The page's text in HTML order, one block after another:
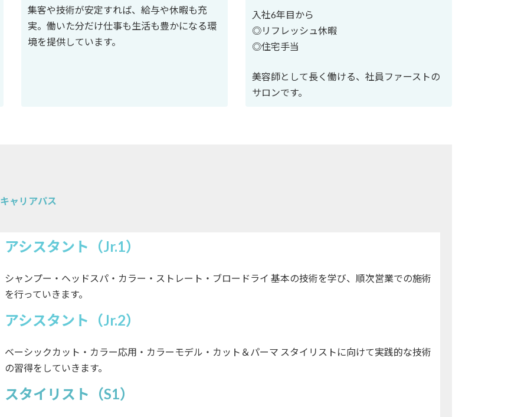
集客や技術が安定すれば、給与や休暇も充
実。働いた分だけ仕事も生活も豊かになる環
境を提供しています。
入社6年目から
◎リフレッシュ休暇
◎住宅手当
美容師として長く働ける、社員ファーストの
サロンです。
キャリアパス
アシスタント（Jr.1）
シャンプー・ヘッドスパ・カラー・ストレート・ブロードライ 基本の技術を学び、順次営業での施術
を行っていきます。
アシスタント（Jr.2）
ベーシックカット・カラー応用・カラーモデル・カット＆パーマ スタイリストに向けて実践的な技術
の習得をしていきます。
スタイリスト（S1）